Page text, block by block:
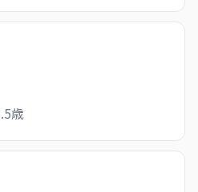
歳